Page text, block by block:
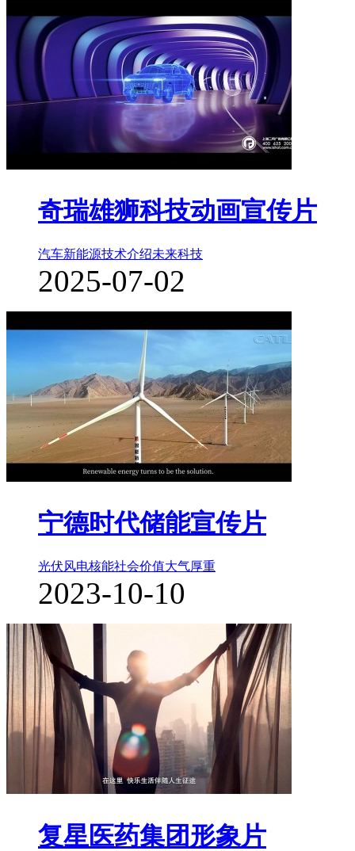
奇瑞雄狮科技动画宣传片
汽车新能源技术介绍未来科技
2025-07-02
宁德时代储能宣传片
光伏风电核能社会价值大气厚重
2023-10-10
复星医药集团形象片